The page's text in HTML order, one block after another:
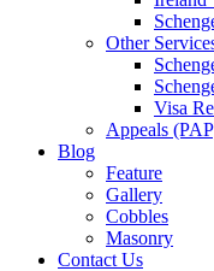
Other
Visa
Appeals
Blog
Feature
Gallery
Cobbles
Masonry
Contact Us